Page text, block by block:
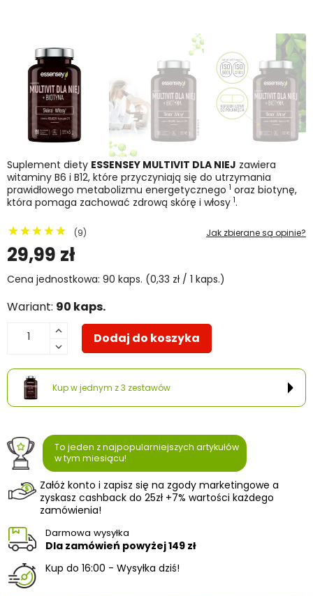
Suplement diety ESSENSEY MULTIVIT DLA NIEJ zawiera
witaminy B6 i B12, które przyczyniają się do utrzymania
prawidłowego metabolizmu energetycznego 1 oraz biotynę,
która pomaga zachować zdrową skórę i włosy 1.
(9) Jak zbierane są opinie?
29,99 zł
Cena jednostkowa: 90 kaps. (0,33 zł / 1 kaps.)
Wariant: 90 kaps.
Dodaj do koszyka
Kup w jednym z 3 zestawów
To jeden z najpopularniejszych artykułów
w tym miesiącu!
Załóż konto i zapisz się na zgody marketingowe a
zyskasz cashback do 25zł +7% wartości każdego
zamówienia!
Darmowa wysyłka
Dla zamówień powyżej149 zł
Kup do 16:00 - Wysyłka dziś!